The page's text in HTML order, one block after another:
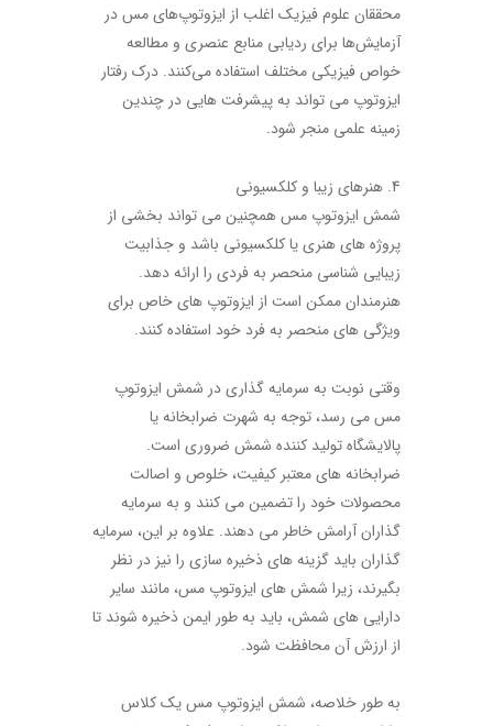
محققان علوم فیزیک اغلب از ایزوتوپ‌های مس در
آزمایش‌ها برای ردیابی منابع عنصری و مطالعه
خواص فیزیکی مختلف استفاده می‌کنند. درک رفتار
ایزوتوپ می تواند به پیشرفت هایی در چندین
زمینه علمی منجر شود.
4. هنرهای زیبا و کلکسیونی
شمش ایزوتوپ مس همچنین می تواند بخشی از
پروژه های هنری یا کلکسیونی باشد و جذابیت
زیبایی شناسی منحصر به فردی را ارائه دهد.
هنرمندان ممکن است از ایزوتوپ های خاص برای
ویژگی های منحصر به فرد خود استفاده کنند.
وقتی نوبت به سرمایه گذاری در شمش ایزوتوپ
مس می رسد، توجه به شهرت ضرابخانه یا
پالایشگاه تولید کننده شمش ضروری است.
ضرابخانه های معتبر کیفیت، خلوص و اصالت
محصولات خود را تضمین می کنند و به سرمایه
گذاران آرامش خاطر می دهند. علاوه بر این، سرمایه
گذاران باید گزینه های ذخیره سازی را نیز در نظر
بگیرند، زیرا شمش های ایزوتوپ مس، مانند سایر
دارایی های شمش، باید به طور ایمن ذخیره شوند تا
از ارزش آن محافظت شود.
به طور خلاصه، شمش ایزوتوپ مس یک کلاس